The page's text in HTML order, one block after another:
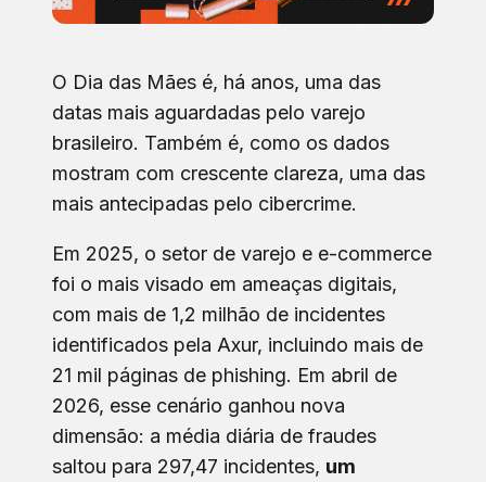
O Dia das Mães é, há anos, uma das
datas mais aguardadas pelo varejo
brasileiro. Também é, como os dados
mostram com crescente clareza, uma das
mais antecipadas pelo cibercrime.
Em 2025, o setor de varejo e e-commerce
foi o mais visado em ameaças digitais,
com mais de 1,2 milhão de incidentes
identificados pela Axur, incluindo mais de
21 mil páginas de phishing. Em abril de
2026, esse cenário ganhou nova
dimensão: a média diária de fraudes
saltou para 297,47 incidentes, um